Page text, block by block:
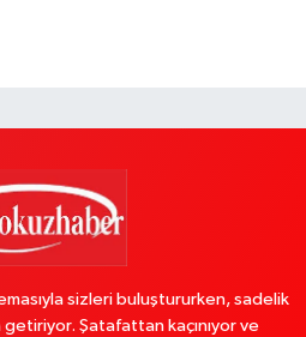
sizleri buluştururken, sadelik
Şatafattan kaçınıyor ve